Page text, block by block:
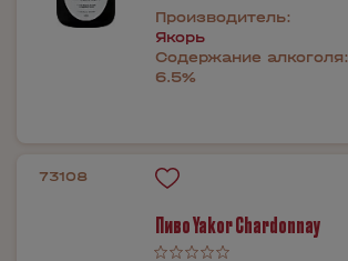
Производитель:
Якорь
Содержание алкоголя:
6.5%
73108
Пиво Yakor Chardonnay